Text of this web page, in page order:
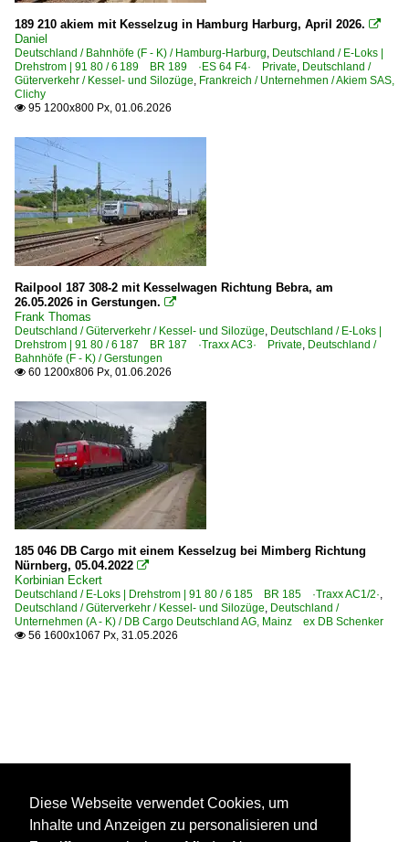
189 210 akiem mit Kesselzug in Hamburg Harburg, April 2026. 
Daniel
Deutschland / Bahnhöfe (F - K) / Hamburg-Harburg, Deutschland / E-Loks |
Drehstrom | 91 80 / 6 189 BR 189 ·ES 64 F4· Private, Deutschland /
Güterverkehr / Kessel- und Silozüge, Frankreich / Unternehmen / Akiem SAS,
Clichy
 95 1200x800 Px, 01.06.2026
Railpool 187 308-2 mit Kesselwagen Richtung Bebra, am
26.05.2026 in Gerstungen. 
Frank Thomas
Deutschland / Güterverkehr / Kessel- und Silozüge, Deutschland / E-Loks |
Drehstrom | 91 80 / 6 187 BR 187 ·Traxx AC3· Private, Deutschland /
Bahnhöfe (F - K) / Gerstungen
 60 1200x806 Px, 01.06.2026
185 046 DB Cargo mit einem Kesselzug bei Mimberg Richtung
Nürnberg, 05.04.2022 
Korbinian Eckert
Deutschland / E-Loks | Drehstrom | 91 80 / 6 185 BR 185 ·Traxx AC1/2·,
Deutschland / Güterverkehr / Kessel- und Silozüge, Deutschland /
Unternehmen (A - K) / DB Cargo Deutschland AG, Mainz ex DB Schenker
 56 1600x1067 Px, 31.05.2026
Diese Webseite verwendet Cookies, um
Inhalte und Anzeigen zu personalisieren und